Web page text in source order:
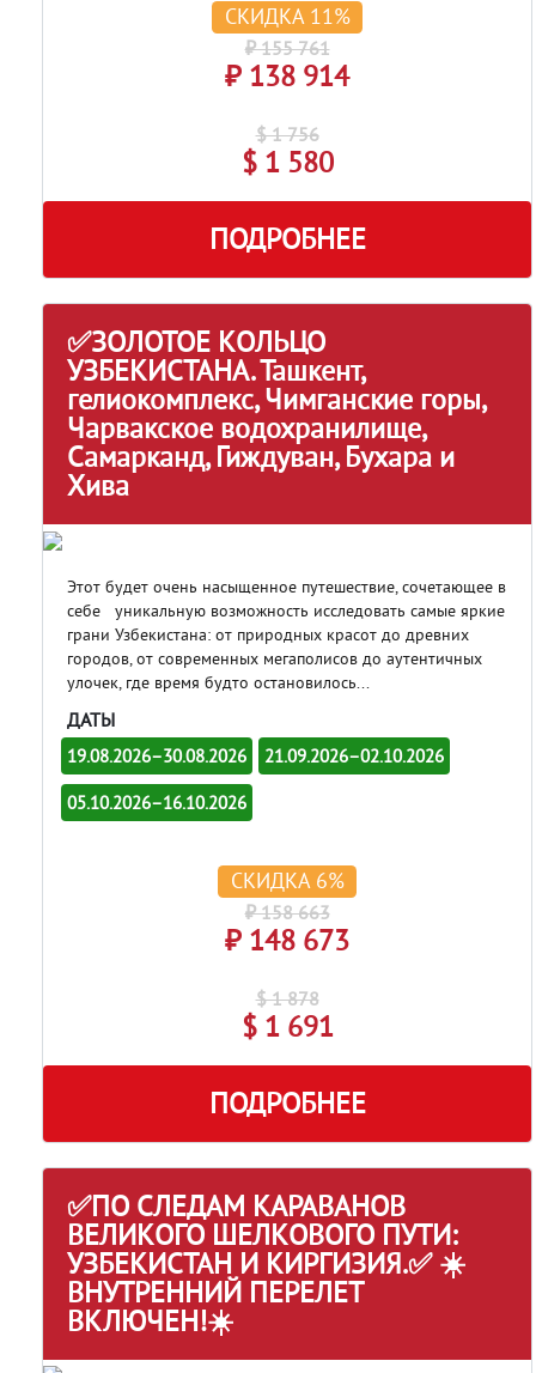
СКИДКА 11%
₽ 155 761
₽ 138 914
$ 1 756
$ 1 580
ПОДРОБНЕЕ
✅ЗОЛОТОЕ КОЛЬЦО
УЗБЕКИСТАНА. Ташкент,
гелиокомплекс, Чимганские горы,
Чарвакское водохранилище,
Самарканд, Гиждуван, Бухара и
Хива
Этот будет очень насыщенное путешествие, сочетающее в
себе уникальную возможность исследовать самые яркие
грани Узбекистана: от природных красот до древних
городов, от современных мегаполисов до аутентичных
улочек, где время будто остановилось...
ДАТЫ
19.08.2026–30.08.2026 21.09.2026–02.10.2026
05.10.2026–16.10.2026
СКИДКА 6%
₽ 158 663
₽ 148 673
$ 1 878
$ 1 691
ПОДРОБНЕЕ
✅ПО СЛЕДАМ КАРАВАНОВ
ВЕЛИКОГО ШЕЛКОВОГО ПУТИ:
УЗБЕКИСТАН И КИРГИЗИЯ.✅ ☀️
ВНУТРЕННИЙ ПЕРЕЛЕТ
ВКЛЮЧЕН!☀️